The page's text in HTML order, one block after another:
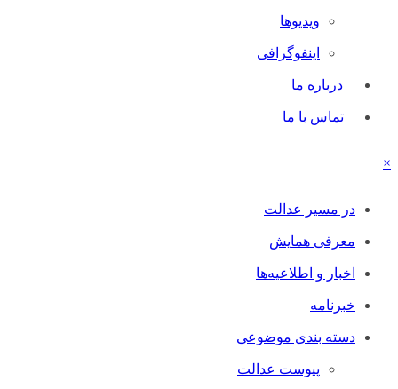
ویدیوها
اینفوگرافی
درباره ما
تماس با ما
×
در مسیر عدالت
معرفی همایش
اخبار و اطلاعیه‌ها
خبرنامه
دسته بندی موضوعی
پیوست عدالت